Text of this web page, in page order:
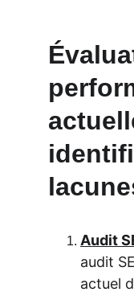
Audit
audit
actuel